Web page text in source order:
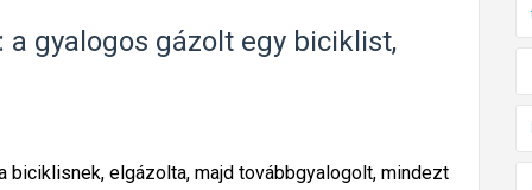
é
v
a gyalogos gázolt egy biciklist,
biciklisnek, elgázolta, majd továbbgyalogolt, mindezt